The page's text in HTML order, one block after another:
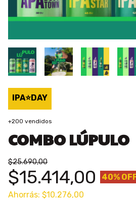
IPA⭐DAY
+200 vendidos
COMBO LÚPULO
$25.690,00
$15.414,00 40%
Ahorrás: $10.276,00